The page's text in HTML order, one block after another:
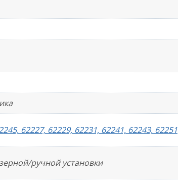
62227, 62229, 62231, 62241, 62243, 62251
ручной установки